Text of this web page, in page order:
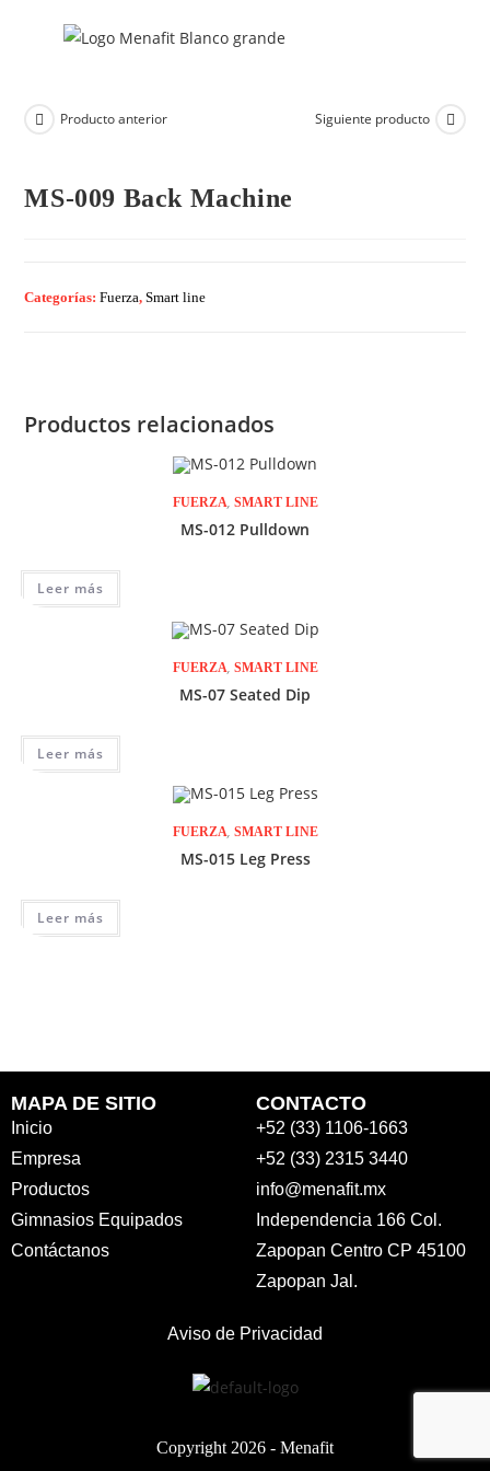
Producto anterior Siguiente producto
MS-009 Back Machine
Categorías:Fuerza,Smart line
Productos relacionados
FUERZA, SMART LINE
MS-012 Pulldown
Leer más
FUERZA, SMART LINE
MS-07 Seated Dip
Leer más
FUERZA, SMART LINE
MS-015 Leg Press
Leer más
MAPA DE SITIO
Inicio
Empresa
Productos
Gimnasios Equipados
Contáctanos
CONTACTO
+52 (33) 1106-1663
+52 (33) 2315 3440
info@menafit.mx
Independencia 166 Col.
Zapopan Centro CP 45100
Zapopan Jal.
Aviso de Privacidad
Copyright 2026 - Menafit